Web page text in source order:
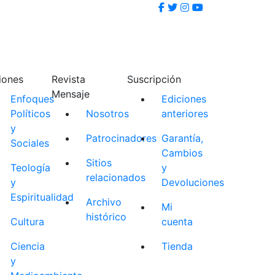
Enfoques
Políticos
y
Sociales
Teología
y
Espiritualidad
Cultura
Ciencia
y
Revista
Mensaje
Nosotros
Patrocinadores
Sitios
relacionados
Archivo
histórico
Suscripción
Ediciones
anteriores
Garantía,
Cambios
y
Devoluciones
Mi
cuenta
Tienda